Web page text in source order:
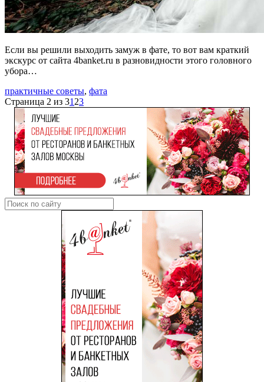
Если вы решили выходить замуж в фате, то вот вам краткий
экскурс от сайта 4banket.ru в разновидности этого головного
убора…
практичные советы, фата
Страница 2 из 31 23